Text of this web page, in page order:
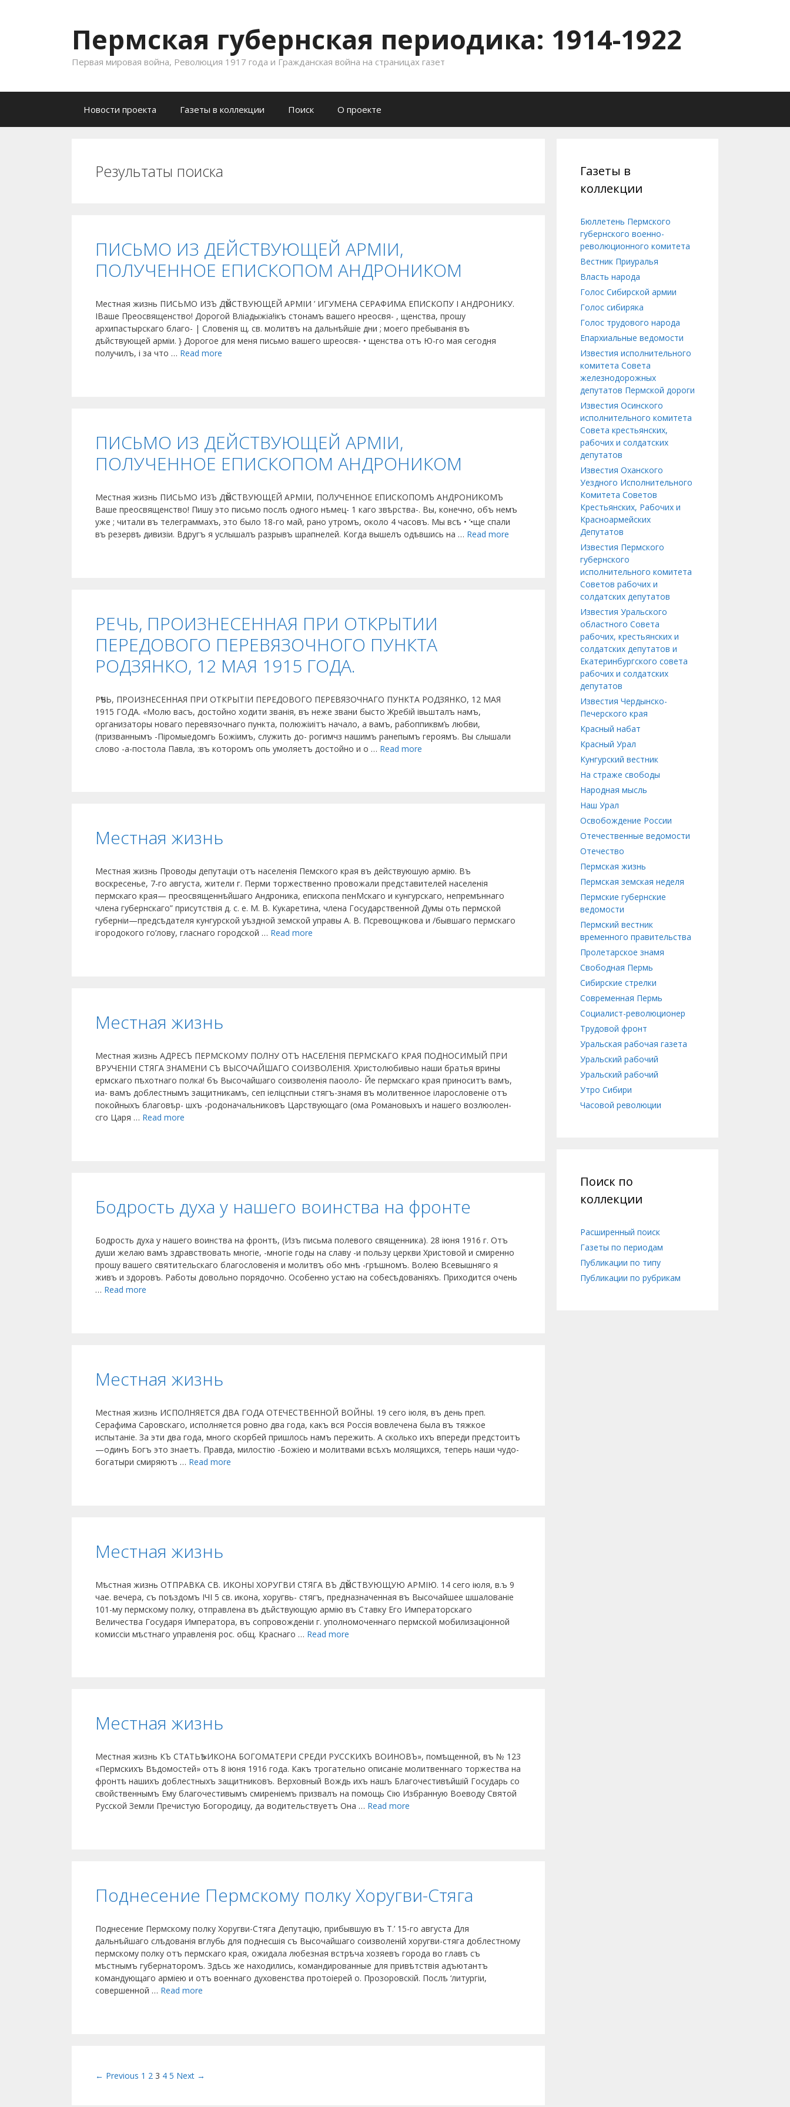
Пермская губернская периодика: 1914-1922
Первая мировая война, Революция 1917 года и Гражданская война на страницах газет
Новости проекта
Газеты в коллекции Поиск О проекте
Результаты поиска
ПИСЬМО ИЗ ДЕЙСТВУЮЩЕЙ АРМІИ,
ПОЛУЧЕННОЕ ЕПИСКОПОМ АНДРОНИКОМ
Местная жизнь ПИСЬМО ИЗЪ ДѢЙСТВУЮЩЕЙ АРМІИ ’ ИГУМЕНА СЕРАФИМА ЕПИСКОПУ І АНДРОНИКУ.
ІВаше Преосвященство! Дорогой Вліадыжіа!ікъ стонамъ вашего нреосвя- , щенства, прошу
архипастырскаго благо- | Словенія щ. св. молитвъ на дальнѣйшіе дни ; моего пребыванія въ
дѣйствующей арміи. } Дорогое для меня письмо вашего шреосвя- • щенства отъ Ю-го мая сегодня
получилъ, і за что … Read more
ПИСЬМО ИЗ ДЕЙСТВУЮЩЕЙ АРМІИ,
ПОЛУЧЕННОЕ ЕПИСКОПОМ АНДРОНИКОМ
Местная жизнь ПИСЬМО ИЗЪ ДѢЙСТВУЮЩЕЙ АРМІИ, ПОЛУЧЕННОЕ ЕПИСКОПОМЪ АНДРОНИКОМЪ
Ваше преосвященство! Пишу это письмо послѣ одного нѣмец- 1 каго звѣрства-. Вы, конечно, объ немъ
уже ; читали въ телеграммахъ, это было 18-го май, рано утромъ, около 4 часовъ. Мы всѣ • ‘•ще спали
въ резервѣ дивизіи. Вдругъ я услышалъ разрывъ шрапнелей. Когда вышелъ одѣвшись на … Read more
РЕЧЬ, ПРОИЗНЕСЕННАЯ ПРИ ОТКРЫТИИ
ПЕРЕДОВОГО ПЕРЕВЯЗОЧНОГО ПУНКТА
РОДЗЯНКО, 12 МАЯ 1915 ГОДА.
РѢЧЬ, ПРОИЗНЕСЕННАЯ ПРИ ОТКРЫТІИ ПЕРЕДОВОГО ПЕРЕВЯЗОЧНАГО ПУНКТА РОДЗЯНКО, 12 МАЯ
1915 ГОДА. «Молю васъ, достойно ходити званія, въ неже звани бысто Жребій івьшталъ намъ,
организаторы новаго перевязочнаго пункта, полюжіиітъ начало, а вамъ, рабоппиквм’ь любви,
(призваннымъ -Піромыедомгь Божіимъ, служить до- рогимчз нашимъ ранепымъ героямъ. Вы слышали
слово -а-постола Павла, :въ которомъ опь умоляетъ достойно и о … Read more
Местная жизнь
Местная жизнь Проводы депутаціи отъ населенія Пемского края въ действуюшую армію. Въ
воскресенье, 7-го августа, жители г. Перми торжественно провожали представителей населенія
пермскаго края— преосвященнѣйшаго Андроника, епископа пенМскаго и кунгурскаго, непремѣннаго
члена губернскаго” присутствія д. с. е. М. В. Кукаретина, члена Государственной Думы оть пермской
губерніи—предсѣдателя кунгурской уѣздной земской управы А. В. Псревощнкова и /бывшаго пермскаго
ігородокого го’лову, гласнаго городской … Read more
Местная жизнь
Местная жизнь АДРЕСЪ ПЕРМСКОМУ ПОЛНУ ОТЪ НАСЕЛЕНІЯ ПЕРМСКАГО КРАЯ ПОДНОСИМЫЙ ПРИ
ВРУЧЕНІИ СТЯГА ЗНАМЕНИ СЪ ВЫСОЧАЙШАГО СОИЗВОЛЕНІЯ. Христолюбивыо наши братья врины
ермскаго пѣхотнаго полка! бъ Высочайшаго соизволенія паооло- Йе пермскаго края приноситъ вамъ,
иа- вамъ доблестнымъ защитникамъ, сеп іеліцспныи стягъ-знамя въ молитвенное іларословеніе отъ
покойныхъ благовѣр- шхъ -родоначальниковъ Царствующаго (ома Романовыхъ и нашего возлюолен-
сго Царя … Read more
Бодрость духа у нашего воинства на фронте
Бодрость духа у нашего воинства на фронтѣ, (Изъ письма полевого священника). 28 іюня 1916 г. Отъ
души желаю вамъ здравствовать многіе, -многіе годы на славу -и пользу церкви Христовой и смиренно
прошу вашего святительскаго благословенія и молитвъ обо мнѣ -грѣшномъ. Волею Всевышняго я
живъ и здоровъ. Работы довольно порядочно. Особенно устаю на собесѣдованіяхъ. Приходится очень
… Read more
Местная жизнь
Местная жизнь ИСПОЛНЯЕТСЯ ДВА ГОДА ОТЕЧЕСТВЕННОЙ ВОЙНЫ. 19 сего іюля, въ день преп.
Серафима Саровскаго, исполняется ровно два года, какъ вся Россія вовлечена была въ тяжкое
испытаніе. За эти два года, много скорбей пришлось намъ пережить. А сколько ихъ впереди предстоитъ
—одинъ Богъ это знаетъ. Правда, милостію -Божіею и молитвами всѣхъ молящихся, теперь наши чудо-
богатыри смиряютъ … Read more
Местная жизнь
Мѣстная жизнь ОТПРАВКА СВ. ИКОНЫ ХОРУГВИ СТЯГА ВЪ ДѢЙСТВУЮЩУЮ АРМІЮ. 14 сего іюля, в.ъ 9
чае. вечера, съ поѣздомъ ІЧІ 5 св. икона, хоругвь- стягъ, предназначенная въ Высочайшее шшалованіе
101-му пермскому полку, отправлена въ дѣйствующую армію въ Ставку Его Императорскаго
Величества Государя Императора, въ сопровожденіи г. уполномоченнаго пермской мобилизаціонной
комиссіи мѣстнаго управленія рос. общ. Краснаго … Read more
Местная жизнь
Местная жизнь КЪ СТАТЬѢ «ИКОНА БОГОМАТЕРИ СРЕДИ РУССКИХЪ ВОИНОВЪ», помѣщенной, въ № 123
«Пермскихъ Вѣдомостей» отъ 8 іюня 1916 года. Какъ трогательно описаніе молитвеннаго торжества на
фронтѣ нашихъ доблестныхъ защитниковъ. Верховный Вождь ихъ нашъ Благочестивѣйшій Государь со
свойственнымъ Ему благочестивымъ смиреніемъ призвалъ на помощь Сію Избранную Воеводу Святой
Русской Земли Пречистую Богородицу, да водительствуетъ Она … Read more
Поднесение Пермскому полку Хоругви-Стяга
Поднесение Пермскому полку Хоругви-Стяга Депутацію, прибывшую въ Т.’ 15-го августа Для
дальнѣйшаго слѣдованія вглубь для поднесшія съ Высочайшаго соизволеній хоругви-стяга доблестному
пермскому полку отъ пермскаго края, ожидала любезная встрѣча хозяевъ города во главѣ съ
мѣстнымъ губернаторомъ. Здѣсь же находились, командированные для привѣтствія адъютантъ
командующаго арміею и отъ военнаго духовенства протоіерей о. Прозоровскій. Послѣ ‘литургіи,
совершенной … Read more
Post navigation
← Previous 1 2 3 4 5 Next →
Газеты в
коллекции
Бюллетень Пермского
губернского военно-
революционного комитета
Вестник Приуралья
Власть народа
Голос Сибирской армии
Голос сибиряка
Голос трудового народа
Епархиальные ведомости
Известия исполнительного
комитета Совета
железнодорожных
депутатов Пермской дороги
Известия Осинского
исполнительного комитета
Совета крестьянских,
рабочих и солдатских
депутатов
Известия Оханского
Уездного Исполнительного
Комитета Советов
Крестьянских, Рабочих и
Красноармейских
Депутатов
Известия Пермского
губернского
исполнительного комитета
Советов рабочих и
солдатских депутатов
Известия Уральского
областного Совета
рабочих, крестьянских и
солдатских депутатов и
Екатеринбургского совета
рабочих и солдатских
депутатов
Известия Чердынско-
Печерского края
Красный набат
Красный Урал
Кунгурский вестник
На страже свободы
Народная мысль
Наш Урал
Освобождение России
Отечественные ведомости
Отечество
Пермская жизнь
Пермская земская неделя
Пермские губернские
ведомости
Пермский вестник
временного правительства
Пролетарское знамя
Свободная Пермь
Сибирские стрелки
Современная Пермь
Социалист-революционер
Трудовой фронт
Уральская рабочая газета
Уральский рабочий
Уральский рабочий
Утро Сибири
Часовой революции
Поиск по
коллекции
Расширенный поиск
Газеты по периодам
Публикации по типу
Публикации по рубрикам